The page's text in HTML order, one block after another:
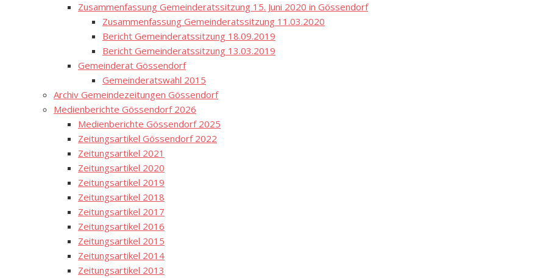
Zusammenfassung Gemeinderatssitzung 15. Juni 2020 in Gössendorf
Zusammenfassung Gemeinderatssitzung 11.03.2020
Bericht Gemeinderatssitzung 18.09.2019
Bericht Gemeinderatssitzung 13.03.2019
Gemeinderat Gössendorf
Gemeinderatswahl 2015
Archiv Gemeindezeitungen Gössendorf
Medienberichte Gössendorf 2026
Medienberichte Gössendorf 2025
Zeitungsartikel Gössendorf 2022
Zeitungsartikel 2021
Zeitungsartikel 2020
Zeitungsartikel 2019
Zeitungsartikel 2018
Zeitungsartikel 2017
Zeitungsartikel 2016
Zeitungsartikel 2015
Zeitungsartikel 2014
Zeitungsartikel 2013